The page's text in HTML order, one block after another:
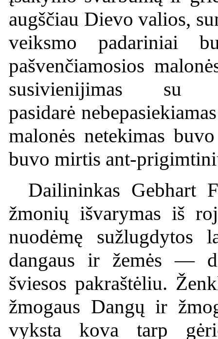
augščiau Dievo valios,
veiksmo padariniai
pašvenčiamosios
susivienijimas
pasidarė
malonės netekimas
buvo mirtis ant-
Dailininkas Gebhart
žmonių išvarymas iš
nuodėmę sužlugdytos
dangaus ir žemės —
šviesos pakraštėliu.
žmogaus Dangų ir
vyksta kova tarp